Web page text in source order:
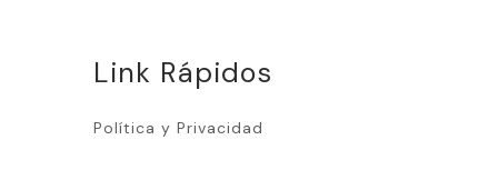
Link Rápidos
Política y Privacidad